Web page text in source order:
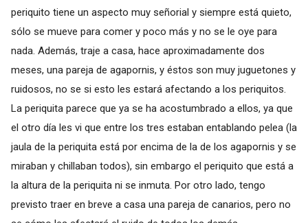
periquito tiene un aspecto muy señorial y siempre está quieto,
sólo se mueve para comer y poco más y no se le oye para
nada. Además, traje a casa, hace aproximadamente dos
meses, una pareja de agapornis, y éstos son muy juguetones y
ruidosos, no se si esto les estará afectando a los periquitos.
La periquita parece que ya se ha acostumbrado a ellos, ya que
el otro día les vi que entre los tres estaban entablando pelea (la
jaula de la periquita está por encima de la de los agapornis y se
miraban y chillaban todos), sin embargo el periquito que está a
la altura de la periquita ni se inmuta. Por otro lado, tengo
previsto traer en breve a casa una pareja de canarios, pero no